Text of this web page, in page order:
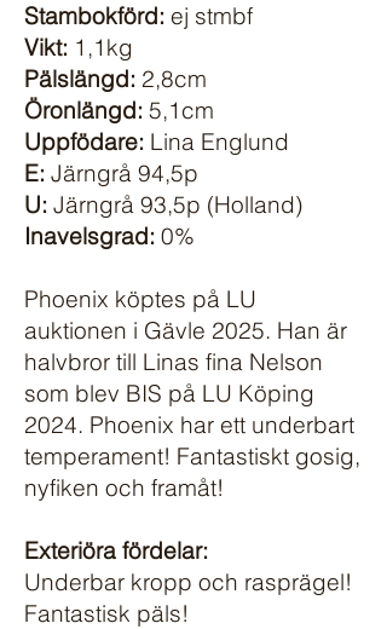
Stambokförd: ej stmbf
Vikt: 1,1kg
Pälslängd: 2,8cm
Öronlängd: 5,1cm
Uppfödare: Lina Englund
E: Järngrå 94,5p
U: Järngrå 93,5p (Holland)
Inavelsgrad: 0%
Phoenix köptes på LU
auktionen i Gävle 2025. Han är
halvbror till Linas fina Nelson
som blev BIS på LU Köping
2024. Phoenix har ett underbart
temperament! Fantastiskt gosig,
nyfiken och framåt!
Exteriöra fördelar:
​Underbar kropp och rasprägel!
Fantastisk päls!